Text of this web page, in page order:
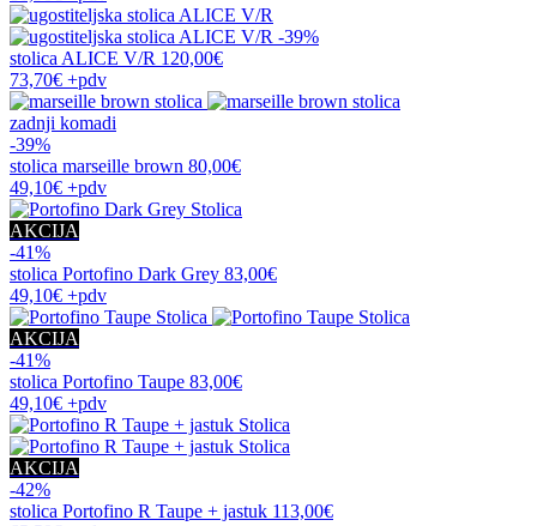
-39%
stolicaALICE V/R 120,00€
73,70€ +pdv
zadnji komadi
-39%
stolica marseille brown 80,00€
49,10€ +pdv
AKCIJA
-41%
stolica Portofino Dark Grey 83,00€
49,10€ +pdv
AKCIJA
-41%
stolica Portofino Taupe 83,00€
49,10€ +pdv
AKCIJA
-42%
stolica Portofino R Taupe + jastuk 113,00€